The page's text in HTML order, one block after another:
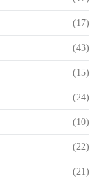
(17)
(43)
(15)
(24)
(10)
(22)
(21)